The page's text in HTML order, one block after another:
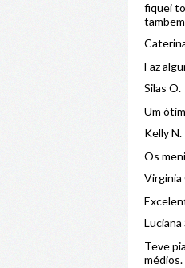
fiquei
Faz
Silas O.
Um
Kelly N.
Os
Virginia
Luciana
Teve